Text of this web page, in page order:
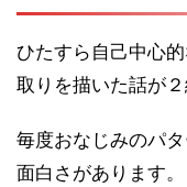
ひたすら自己中心
取りを描いた話が２
毎度おなじみのパ
面白さがあります。